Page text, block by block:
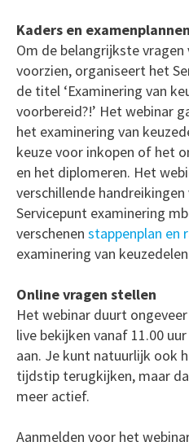
Kaders en examenplannen
Om de belangrijkste
voorzien, organiseert het
de titel ‘Examinering van
voorbereid?!’ Het webinar
het examinering van
keuze voor inkopen of het
en het diplomeren. Het
verschillende handreikingen
Servicepunt examinering
verschenen stappenplan en
examinering van
Online vragen stellen
Het webinar duurt
live bekijken vanaf 11.00
aan. Je kunt natuurlijk ook
tijdstip terugkijken, maar
meer actief.
Aanmelden voor het